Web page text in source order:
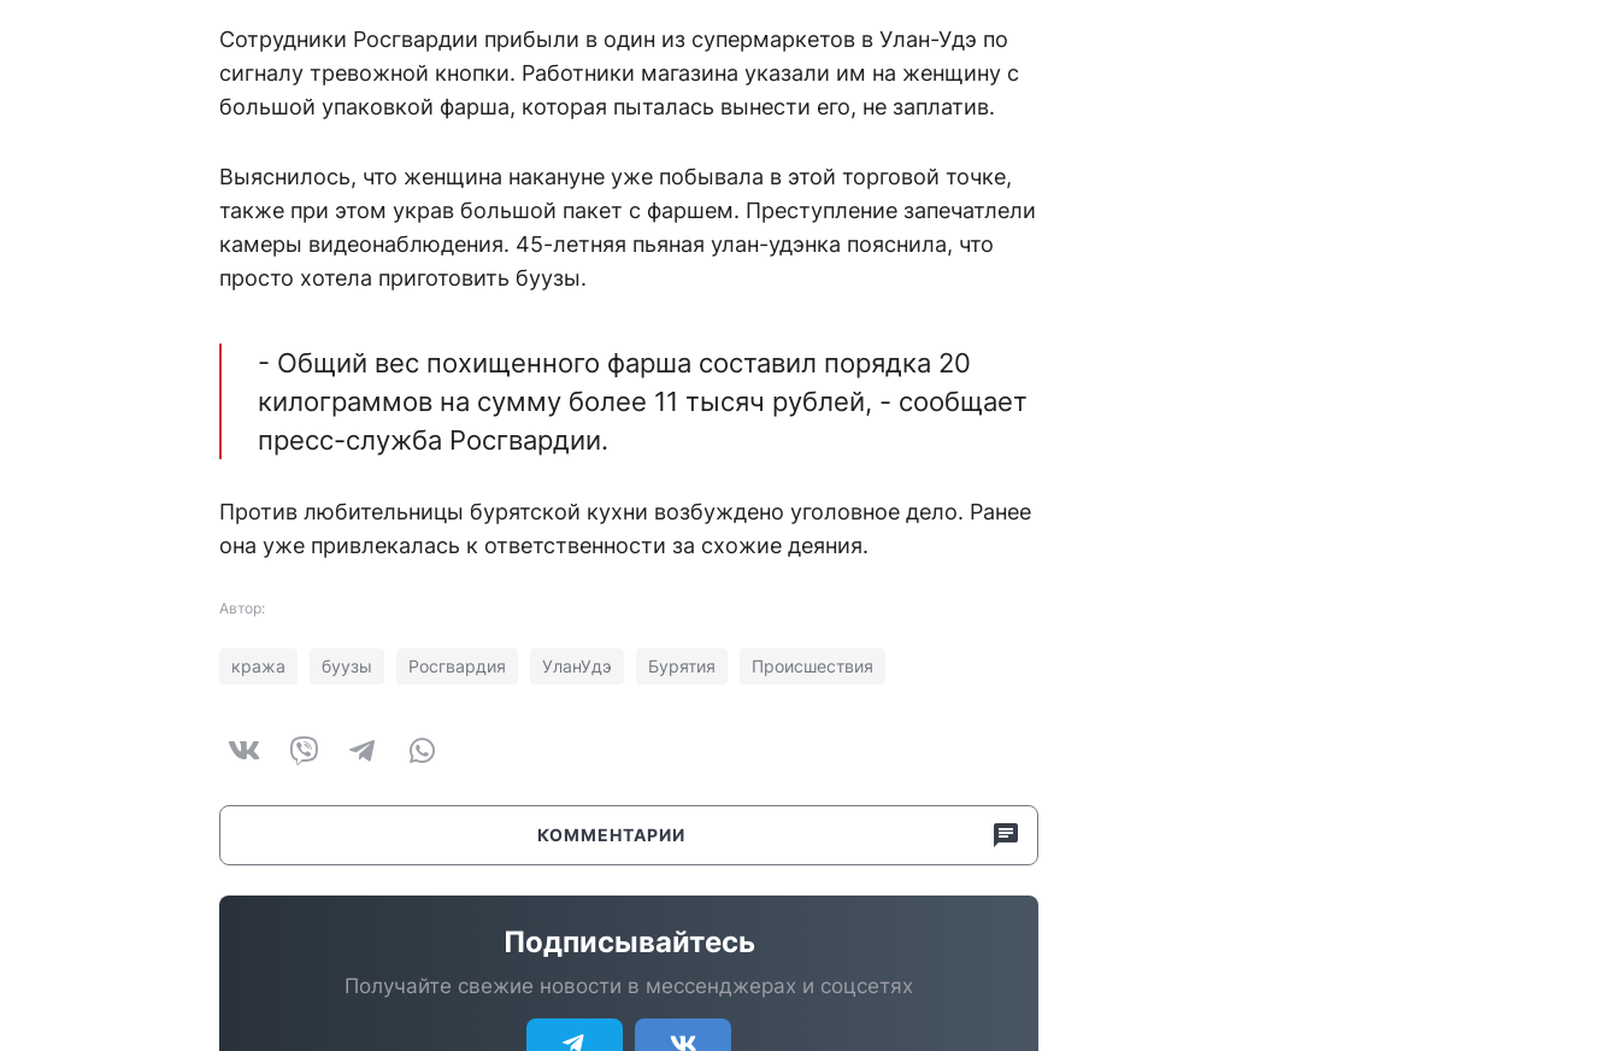
Сотрудники Росгвардии прибыли в один из супермаркетов в Улан-Удэ по
сигналу тревожной кнопки. Работники магазина указали им на женщину с
большой упаковкой фарша, которая пыталась вынести его, не заплатив.
Выяснилось, что женщина накануне уже побывала в этой торговой точке,
также при этом украв большой пакет с фаршем. Преступление запечатлели
камеры видеонаблюдения. 45-летняя пьяная улан-удэнка пояснила, что
просто хотела приготовить буузы.
- Общий вес похищенного фарша составил порядка 20
килограммов на сумму более 11 тысяч рублей, - сообщает
пресс-служба Росгвардии.
Против любительницы бурятской кухни возбуждено уголовное дело. Ранее
она уже привлекалась к ответственности за схожие деяния.
Автор:
кража буузы Росгвардия УланУдэ Бурятия Происшествия
КОММЕНТАРИИ
Подписывайтесь
Получайте свежие новости в мессенджерах и соцсетях